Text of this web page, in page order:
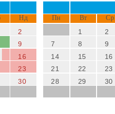
Нд
2
9
16
23
30
Пн Вт Ср
1 2
7
8 9
14
15 16
21
22 23
28
29 30